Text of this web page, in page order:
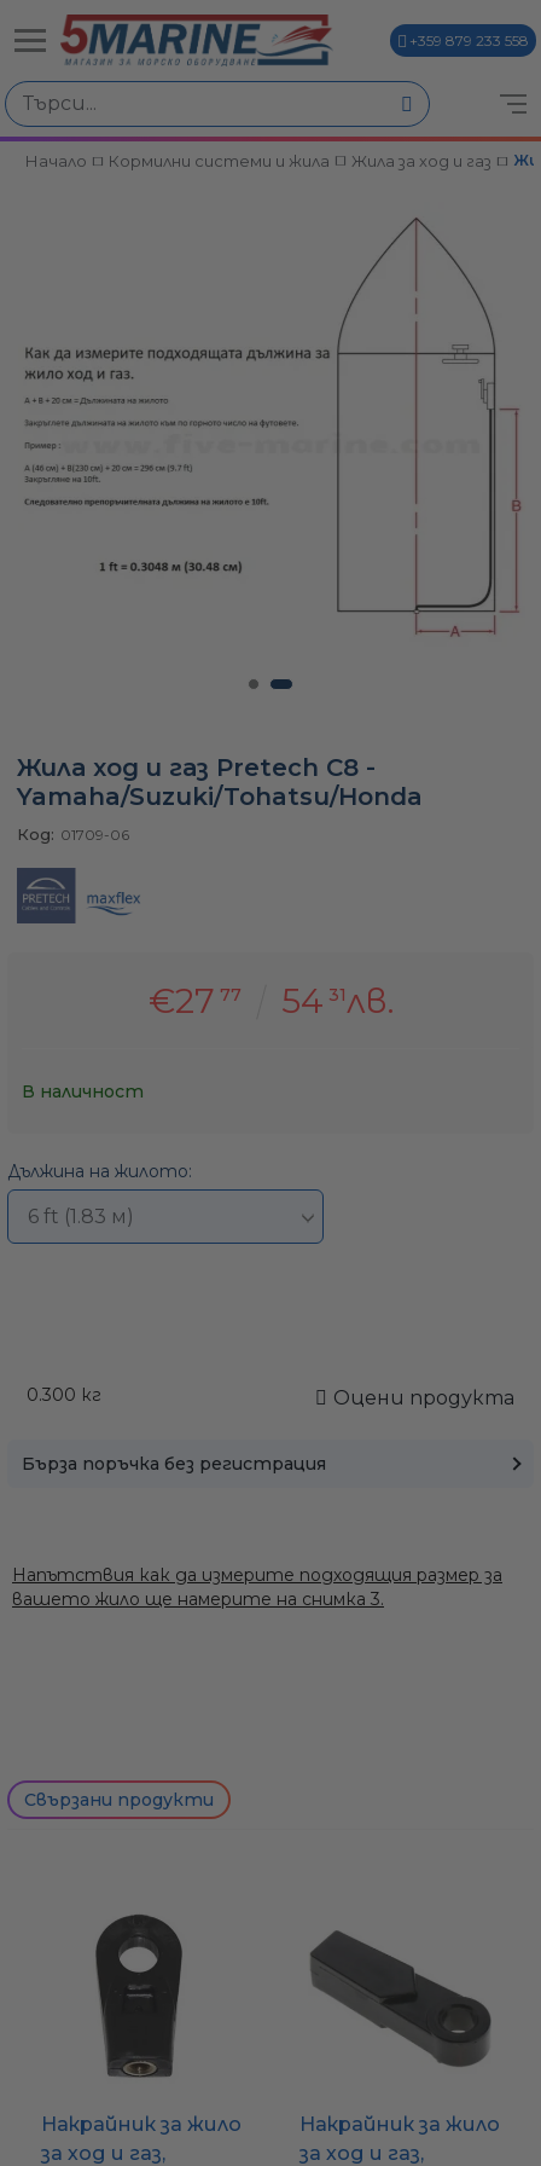
+359 879 233 558
Начало Кормилни системи и жила Жила за ход и газ
Жила ход и газ Pretech C8 -
Yamaha/Suzuki/Tohatsu/Honda
Код: 01709-06
€27 77 54 31лв.
В наличност
Дължина на жилото:
0.300 кг Оцени продукта
Бърза поръчка без регистрация
Напътствия как да измерите подходящия размер за
вашето жило ще намерите на снимка 3.
Свързани продукти
Накрайник за жило
за ход и газ,
Накрайник за жило
за ход и газ,